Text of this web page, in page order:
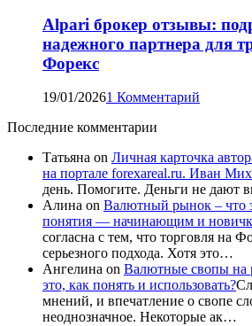
Alpari брокер отзывы:
надежного партнера для
Форекс
19/01/20261 Комментарий
Последние комментарии
Татьяна on Личная карточка
на портале forexareal.ru. Иван
день. Помогите. Деньги не дают
Алина on Валютный рынок – что
понятия — начинающим и
согласна с тем, что торговля на
серьезного подхода. Хотя это…
Ангелина on Валютные свопы на
это, как понять и использовать?
мнений, и впечатление о свопе
неоднозначное. Некоторые ак…